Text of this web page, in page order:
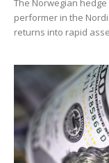
The Norwegian
performer in the
returns into rapid